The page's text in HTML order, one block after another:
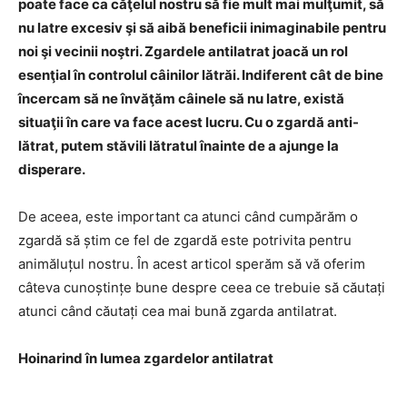
poate face ca căţelul nostru să fie mult mai mulţumit, să
nu latre excesiv şi să aibă beneficii inimaginabile pentru
noi şi vecinii noştri. Zgardele antilatrat joacă un rol
esenţial în controlul câinilor lătrăi. Indiferent cât de bine
încercam să ne învăţăm câinele să nu latre, există
situaţii în care va face acest lucru. Cu o zgardă anti-
lătrat, putem stăvili lătratul înainte de a ajunge la
disperare.
De aceea, este important ca atunci când cumpărăm o
zgardă să știm ce fel de zgardă este potrivita pentru
animăluțul nostru. În acest articol sperăm să vă oferim
câteva cunoștințe bune despre ceea ce trebuie să căutați
atunci când căutați cea mai bună zgarda antilatrat.
Hoinarind în lumea zgardelor antilatrat